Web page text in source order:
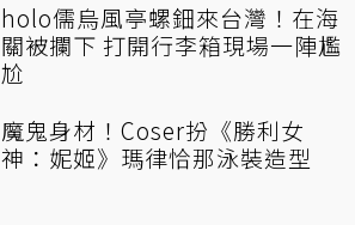
holo儒烏風亭螺鈿來台灣！在海
關被攔下 打開行李箱現場一陣尷
尬
魔鬼身材！Coser扮《勝利女
神：妮姬》瑪律恰那泳裝造型